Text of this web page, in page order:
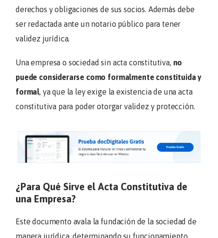
derechos y obligaciones de sus socios. Además debe
ser redactada ante un notario público para tener
validez jurídica.
Una empresa o sociedad sin acta constitutiva, no
puede considerarse como formalmente constituida y
formal, ya que la ley exige la existencia de una acta
constitutiva para poder otorgar validez y protección.
¿Para Qué Sirve el Acta Constitutiva de
una Empresa?
Este documento avala la fundación de la sociedad de
manera jurídica, determinando su funcionamiento